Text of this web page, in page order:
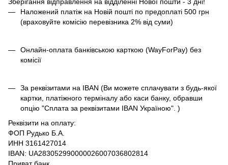
Наложений платіж на Новій пошті по предоплаті 500 грн
(враховуйте комісію перевізника 2% від суми)
Онлайн-оплата банківською карткою (WayForPay) без
комісії
За реквізитами на IBAN (Ви можете сплачувати з будь-якої
картки, платіжного терміналу або каси банку, обравши
опцію "Сплата за реквізитами IBAN Україною". )
Реквізити на оплату:
ФОП Рудько Б.А.
ИНН 3161427014
IBAN: UA283052990000026007036802814
Приват банк